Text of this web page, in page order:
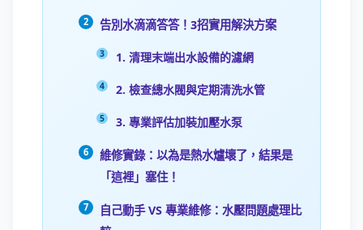
告別水滴滴答答！3招實用解決方案
1. 清理末端出水設備的濾網
2. 檢查總水閥與定期清洗水管
3. 專業評估加裝加壓水泵
維修實錄：以為是熱水爐壞了，結果是
「這裡」塞住！
自己動手 VS 專業維修：水壓問題處理比